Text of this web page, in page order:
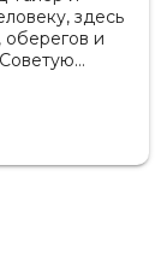
здесь
и
дадут